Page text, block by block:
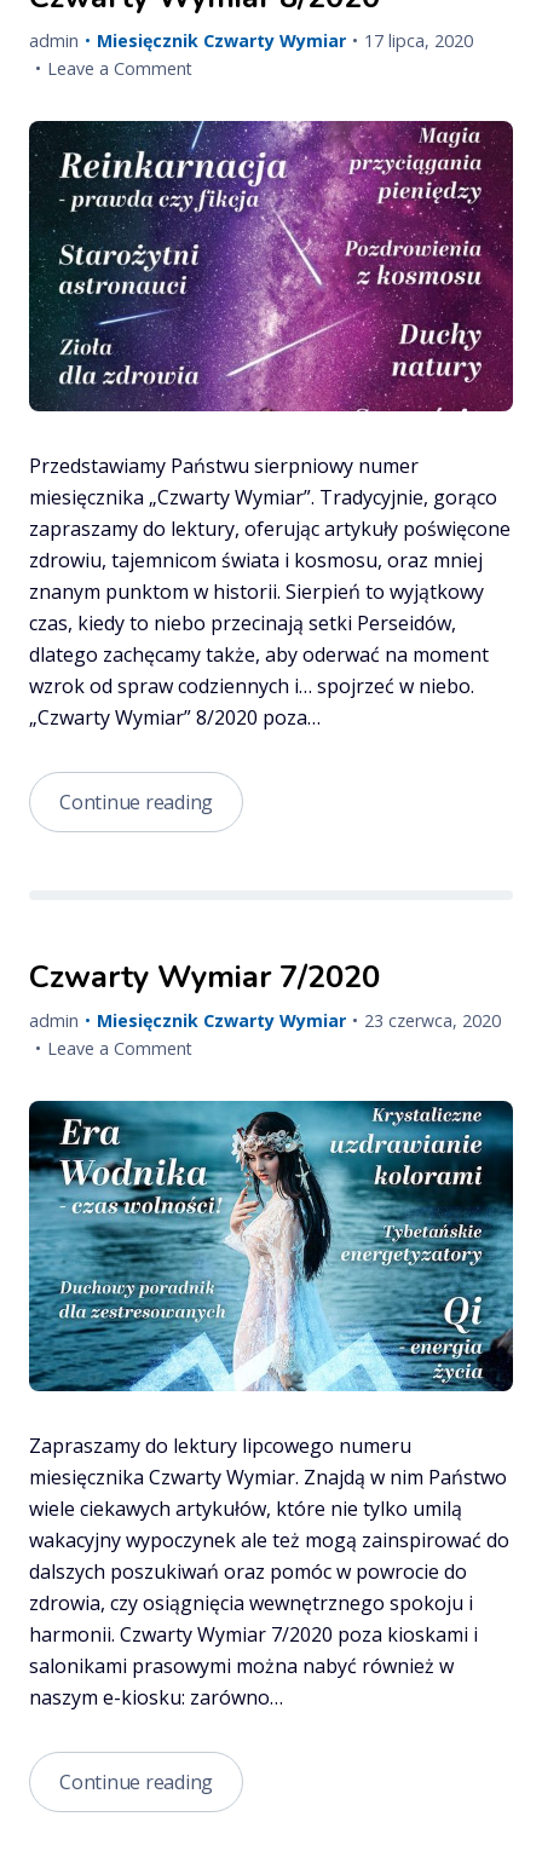
na
admin Miesięcznik Czwarty Wymiar
Published
17 lipca, 2020Updated
Leave a Commenton
Wymiar
8/2020
Przedstawiamy Państwu sierpniowy numer
miesięcznika „Czwarty Wymiar”. Tradycyjnie, gorąco
zapraszamy do lektury, oferując artykuły poświęcone
zdrowiu, tajemnicom świata i kosmosu, oraz mniej
znanym punktom w historii. Sierpień to wyjątkowy
czas, kiedy to niebo przecinają setki Perseidów,
dlatego zachęcamy także, aby oderwać na moment
wzrok od spraw codziennych i… spojrzeć w niebo.
„Czwarty Wymiar” 8/2020 poza…
Continue readingCzwarty
Wymiar
Czwarty Wymiar 7/2020
admin Miesięcznik Czwarty Wymiar
Published
23 czerwca, 2020
Leave a Commenton
Wymiar
7/2020
Zapraszamy do lektury lipcowego numeru
miesięcznika Czwarty Wymiar. Znajdą w nim Państwo
wiele ciekawych artykułów, które nie tylko umilą
wakacyjny wypoczynek ale też mogą zainspirować do
dalszych poszukiwań oraz pomóc w powrocie do
zdrowia, czy osiągnięcia wewnętrznego spokoju i
harmonii. Czwarty Wymiar 7/2020 poza kioskami i
salonikami prasowymi można nabyć również w
naszym e-kiosku: zarówno…
Continue readingCzwarty
Wymiar